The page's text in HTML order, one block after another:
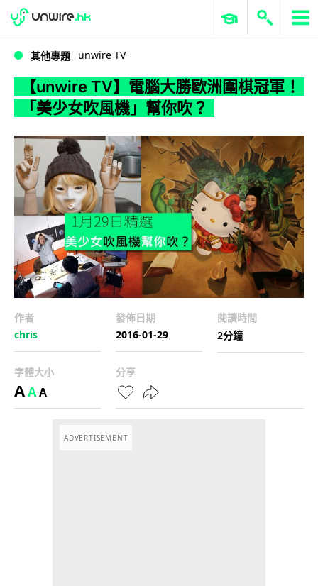
WWDC 2026 ERP 與商業 AI
其他專題 unwire TV
【unwire TV】電腦大勝歐洲圍棋冠軍！
「美少女吹風機」幫你吹？
作者
chris
發佈日期
2016-01-29
閱讀時間
2分鐘
字體大小
AAA
分享
ADVERTISEMENT